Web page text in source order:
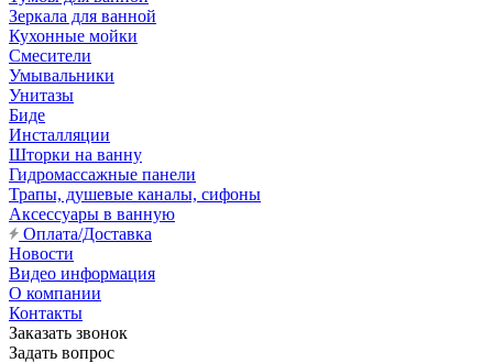
Зеркала для ванной
Кухонные мойки
Смесители
Умывальники
Унитазы
Биде
Инсталляции
Шторки на ванну
Гидромассажные панели
Трапы, душевые каналы, сифоны
Аксессуары в ванную
Оплата/Доставка
Новости
Видео информация
О компании
Контакты
Заказать звонок
Задать вопрос